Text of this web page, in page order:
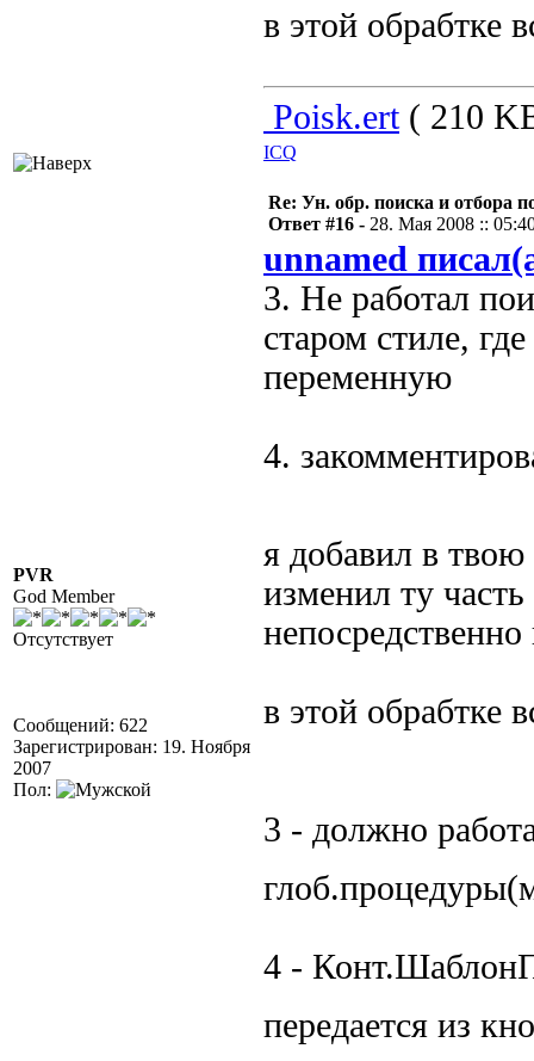
в этой обрабтке
Poisk.ert( 210
ICQ
PVR
God Member
Отсутствует
Сообщений: 622
Зарегистрирован: 19. Ноября
2007
Пол:
Re: Ун. обр. поиска и отбора
Ответ #16 - 28. Мая 2008 ::
unnamed
3. Не работал
старом стиле,
переменную
4.
я добавил в
изменил ту
в этой обрабтке
3 - должно
4 -
передается из